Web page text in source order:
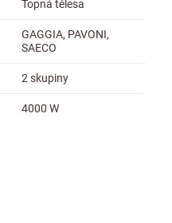
Topná tělesa
GAGGIA, PAVONI,
SAECO
2 skupiny
4000 W